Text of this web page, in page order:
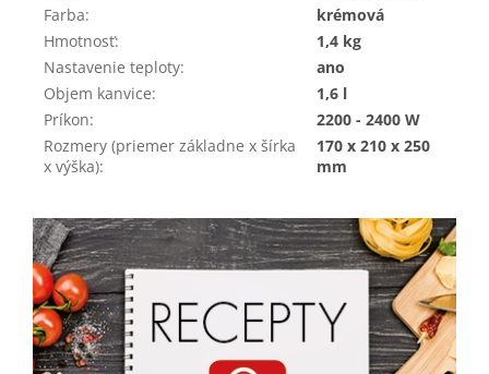
Farba:
krémová
Hmotnosť:
1,4 kg
Nastavenie teploty:
ano
Objem kanvice:
1,6 l
Príkon:
2200 - 2400 W
Rozmery (priemer základne x šírka
x výška):
170 x 210 x 250
mm